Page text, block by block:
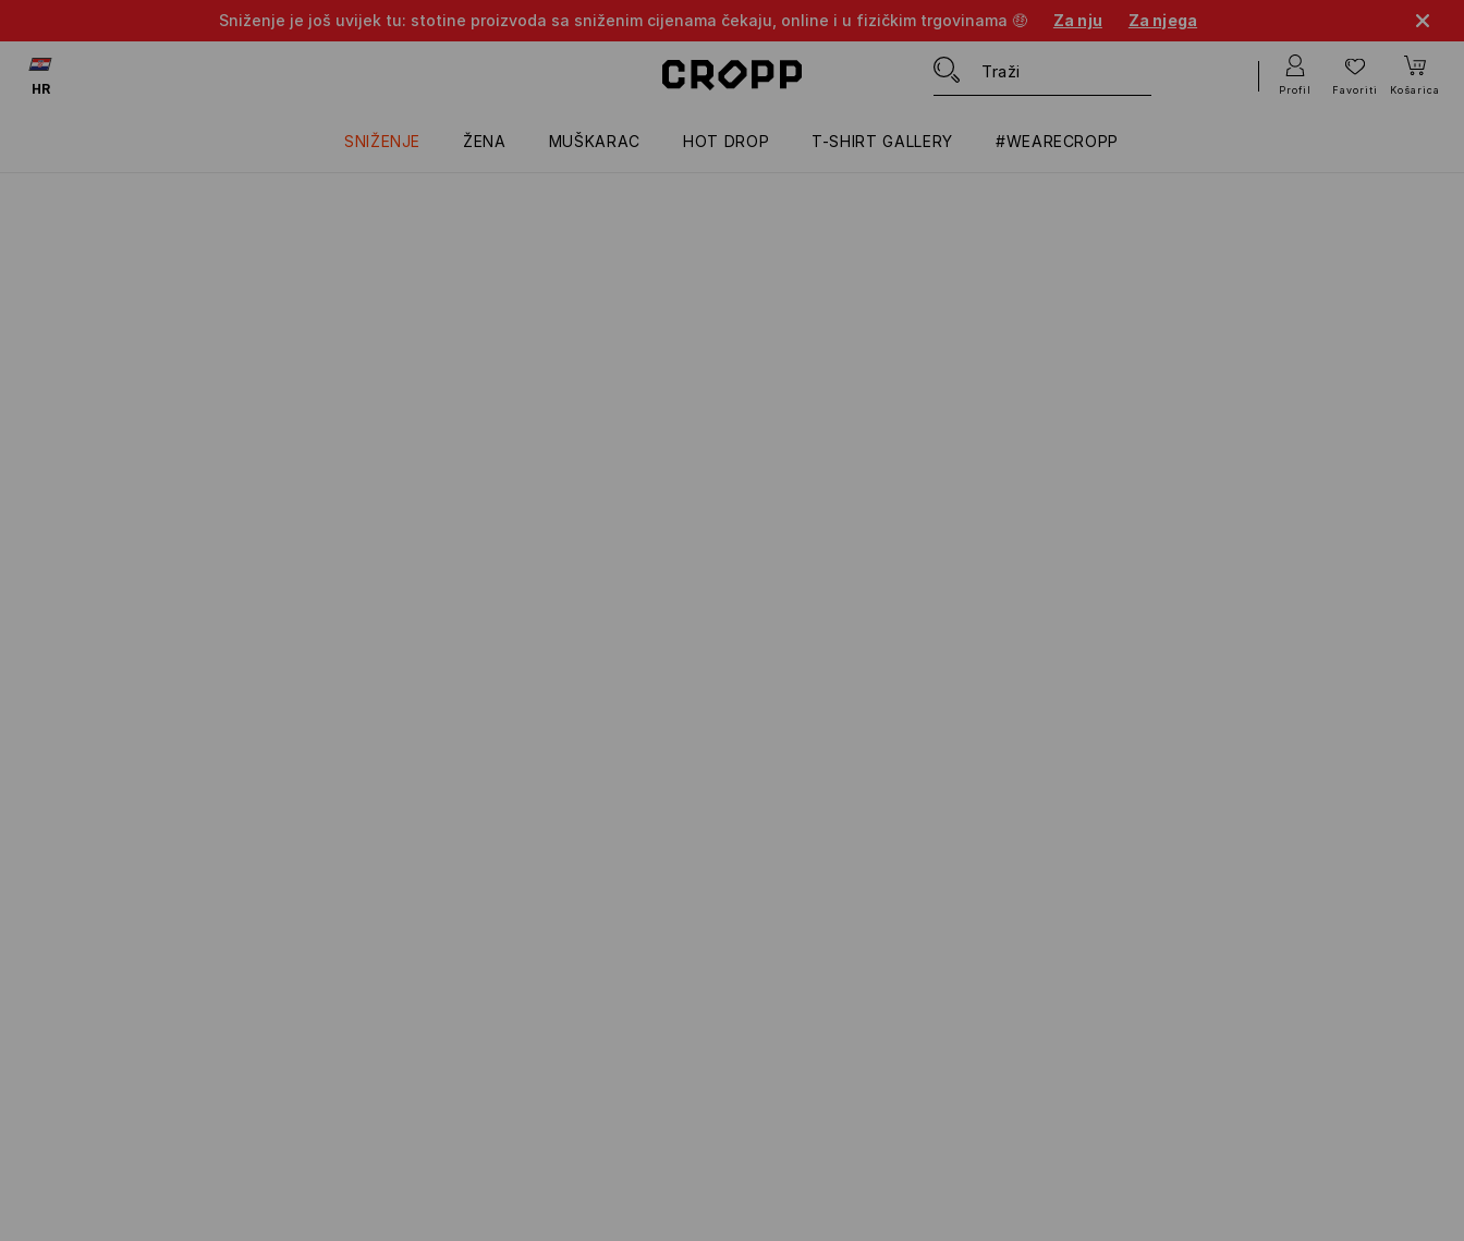
Sniženje je još uvijek tu: stotine proizvoda sa sniženim cijenama čekaju, online i u fizičkim trgovinama 🤑 Za nju Za njega
SNIŽENJE ŽENA MUŠKARAC HOT DROP T-SHIRT GALLERY #WEARECROPP
HR Profil Favoriti Košarica